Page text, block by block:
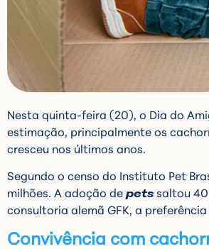
Nesta quinta-feira (20), o Dia do
estimação, principalmente os
cresceu nos últimos anos.
Segundo o censo do Instituto Pet
milhões. A adoção de pets saltou
consultoria alemã GFK, a
Convivência com